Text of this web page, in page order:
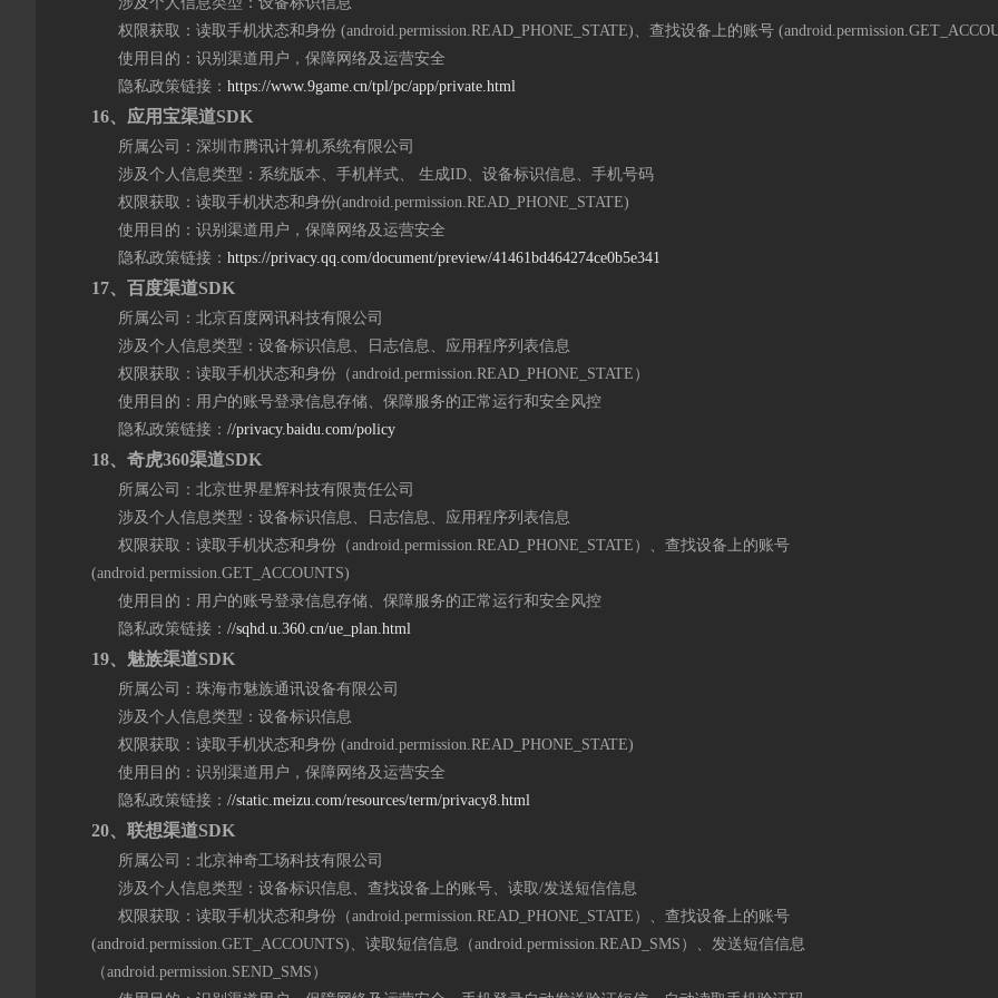
权限获取：读取手机状态和身份 (android.permission.READ_PHONE_STATE)、查找设备上的账号
使用目的：识别渠道用户，保障网络及运营安全
隐私政策链接： https://www.9game.cn/tpl/pc/app/private.html
16、应用宝渠道SDK
所属公司：深圳市腾讯计算机系统有限公司
涉及个人信息类型：系统版本、手机样式、 生成ID、设备标识信息、手机号码
权限获取：读取手机状态和身份(android.permission.READ_PHONE_STATE)
使用目的：识别渠道用户，保障网络及运营安全
隐私政策链接： https://privacy.qq.com/document/preview/41461bd464274ce0b5e341
17、百度渠道SDK
所属公司：北京百度网讯科技有限公司
涉及个人信息类型：设备标识信息、日志信息、应用程序列表信息
权限获取：读取手机状态和身份（android.permission.READ_PHONE_STATE）
使用目的：用户的账号登录信息存储、保障服务的正常运行和安全风控
隐私政策链接： //privacy.baidu.com/policy
18、奇虎360渠道SDK
所属公司：北京世界星辉科技有限责任公司
涉及个人信息类型：设备标识信息、日志信息、应用程序列表信息
权限获取：读取手机状态和身份（android.permission.READ_PHONE_STATE）、查找设备上的账号
(android.permission.GET_ACCOUNTS)
使用目的：用户的账号登录信息存储、保障服务的正常运行和安全风控
隐私政策链接： //sqhd.u.360.cn/ue_plan.html
19、魅族渠道SDK
所属公司：珠海市魅族通讯设备有限公司
涉及个人信息类型：设备标识信息
权限获取：读取手机状态和身份 (android.permission.READ_PHONE_STATE)
使用目的：识别渠道用户，保障网络及运营安全
隐私政策链接： //static.meizu.com/resources/term/privacy8.html
20、联想渠道SDK
所属公司：北京神奇工场科技有限公司
涉及个人信息类型：设备标识信息、查找设备上的账号、读取/发送短信信息
权限获取：读取手机状态和身份（android.permission.READ_PHONE_STATE）、查找设备上的账号
(android.permission.GET_ACCOUNTS)、读取短信信息（android.permission.READ_SMS）、发送短信信息
（android.permission.SEND_SMS）